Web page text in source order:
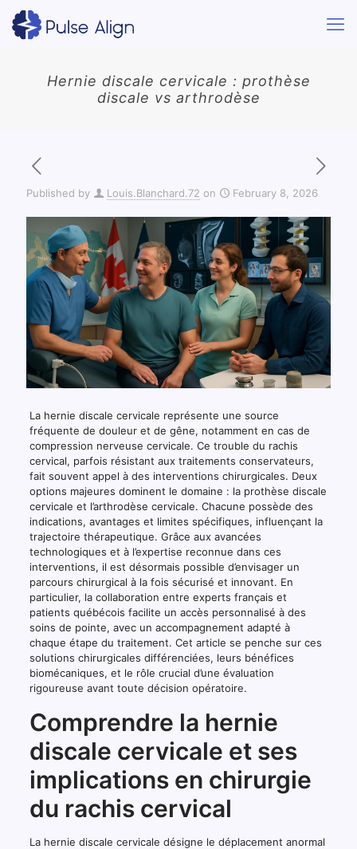
Hernie discale cervicale : prothèse
discale vs arthrodèse
Published by Louis.Blanchard.72 on February 8, 2026
La hernie discale cervicale représente une source
fréquente de douleur et de gêne, notamment en cas de
compression nerveuse cervicale. Ce trouble du rachis
cervical, parfois résistant aux traitements conservateurs,
fait souvent appel à des interventions chirurgicales. Deux
options majeures dominent le domaine : la prothèse discale
cervicale et l’arthrodèse cervicale. Chacune possède des
indications, avantages et limites spécifiques, influençant la
trajectoire thérapeutique. Grâce aux avancées
technologiques et à l’expertise reconnue dans ces
interventions, il est désormais possible d’envisager un
parcours chirurgical à la fois sécurisé et innovant. En
particulier, la collaboration entre experts français et
patients québécois facilite un accès personnalisé à des
soins de pointe, avec un accompagnement adapté à
chaque étape du traitement. Cet article se penche sur ces
solutions chirurgicales différenciées, leurs bénéfices
biomécaniques, et le rôle crucial d’une évaluation
rigoureuse avant toute décision opératoire.
Comprendre la hernie
discale cervicale et ses
implications en chirurgie
du rachis cervical
La hernie discale cervicale désigne le déplacement anormal